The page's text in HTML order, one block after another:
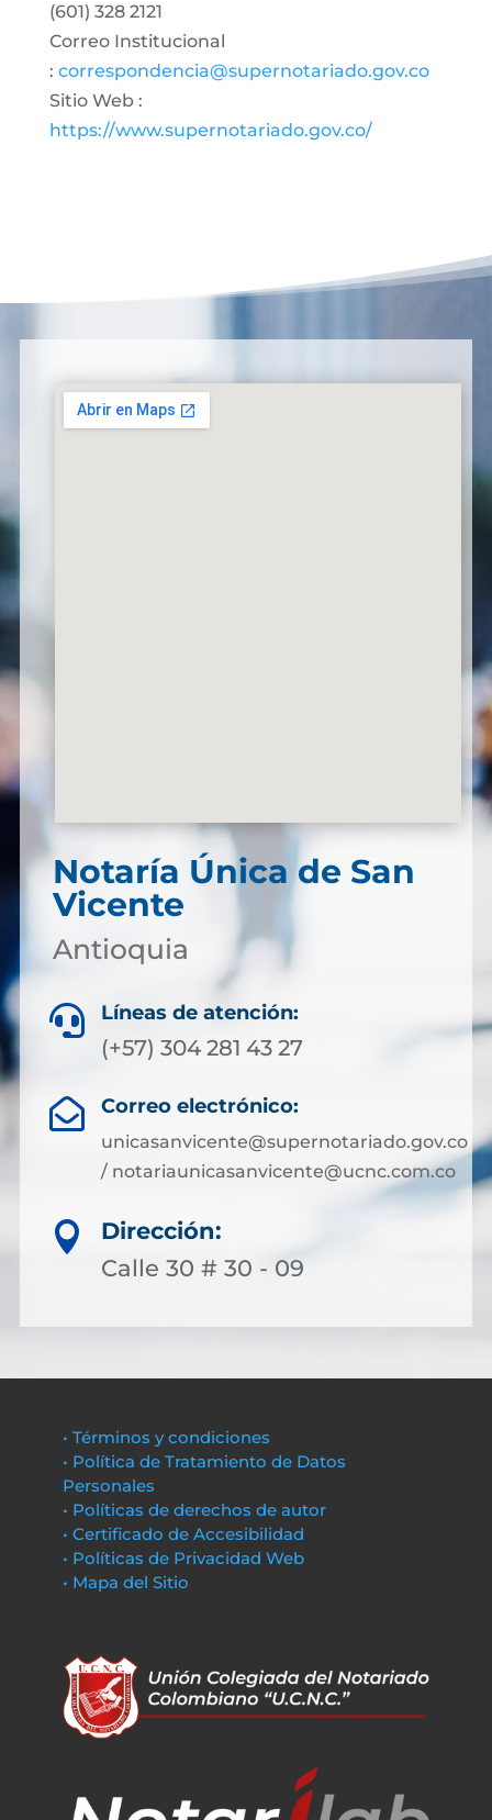
(601) 328 2121
Correo Institucional
: correspondencia@supernotariado.gov.co
Sitio Web :
https://www.supernotariado.gov.co/
Notaría Única de San
Vicente
Antioquia
 Líneas de atención:
(+57) 304 281 43 27
 Correo electrónico:
unicasanvicente@supernotariado.gov.co
/ notariaunicasanvicente@ucnc.com.co

Dirección:
Calle 30 # 30 - 09
• Términos y condiciones
• Política de Tratamiento de Datos
Personales
• Políticas de derechos de autor
• Certificado de Accesibilidad
• Políticas de Privacidad Web
• Mapa del Sitio